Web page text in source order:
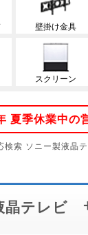
壁掛け金具
スクリーン
夏季休業中の
検索 ソニー製液晶
晶テレビ